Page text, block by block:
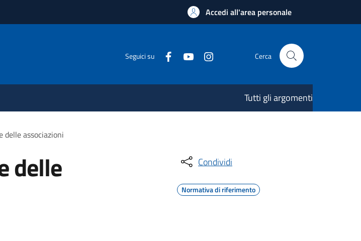
Accedi all'area personale
Seguici su Cerca
Tutti gli argomenti
delle associazioni
delle Condividi
Normativa di riferimento